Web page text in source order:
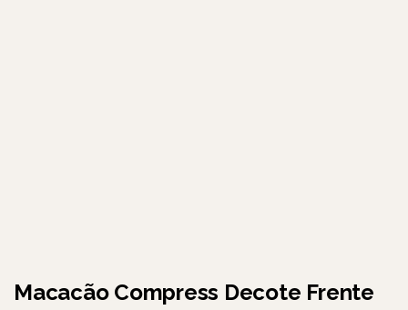
Macacão Compress Decote Frente